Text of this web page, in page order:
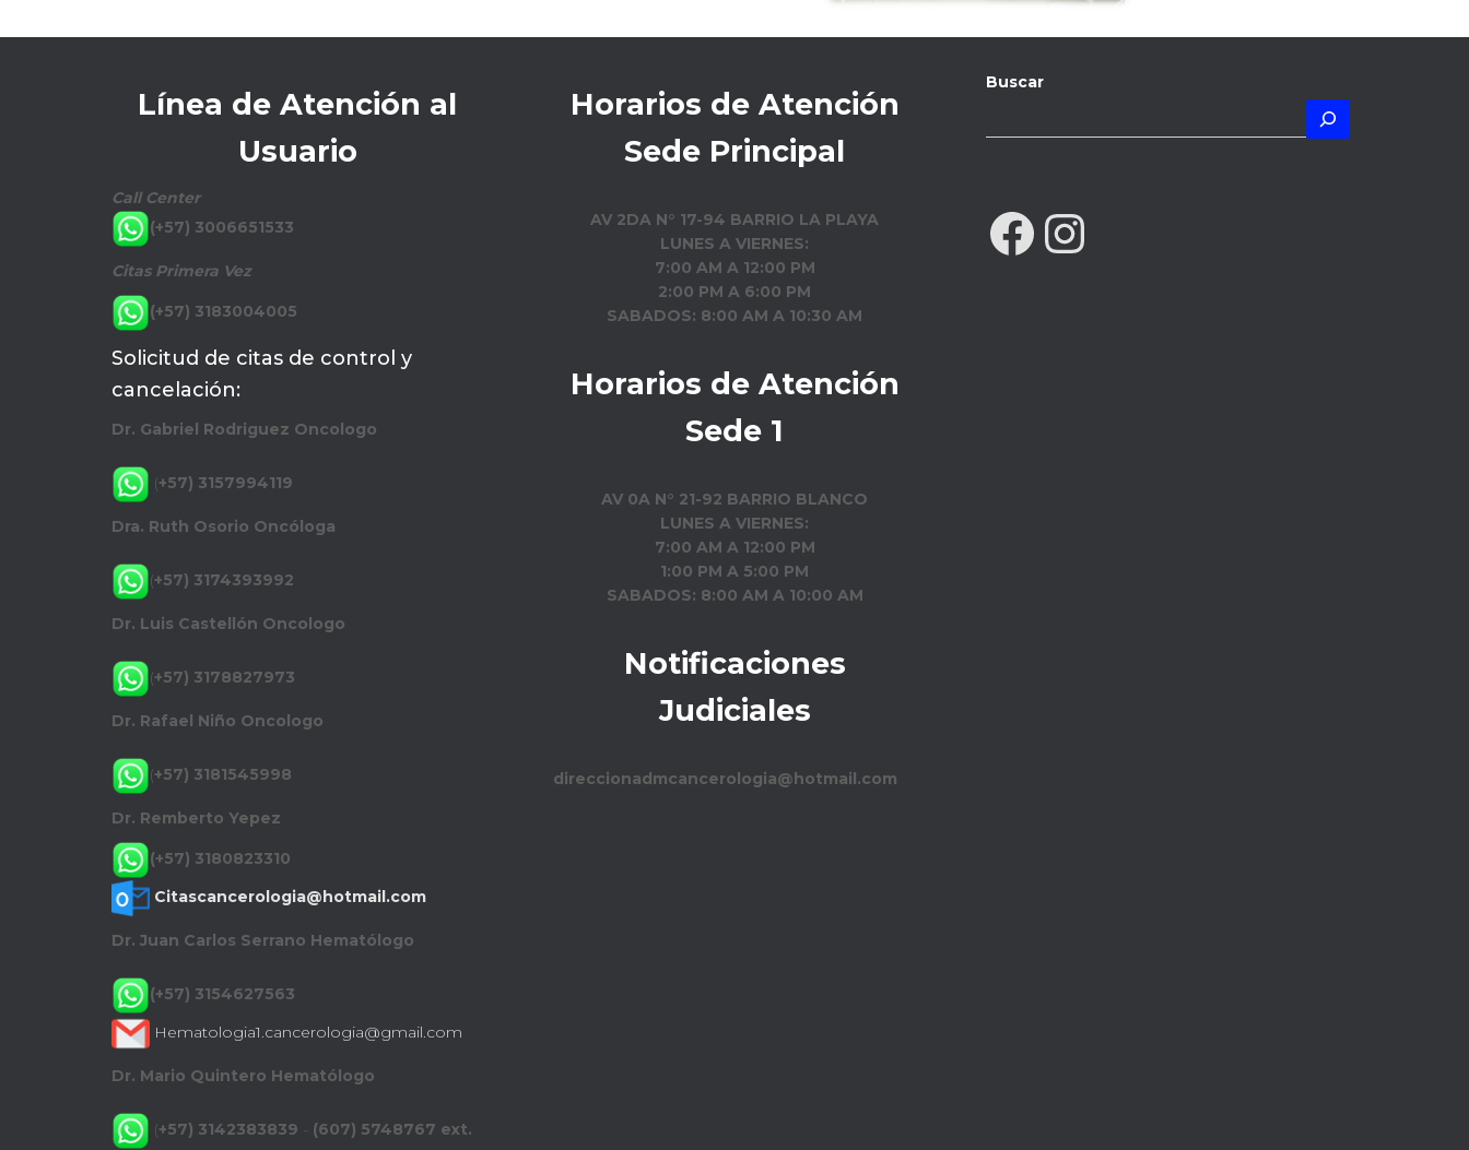
Línea de Atención al
Usuario
Call Center
(+57) 3006651533
Citas Primera Vez
(+57) 3183004005
Solicitud de citas de control y
cancelación:
Dr. Gabriel Rodriguez Oncologo
(+57) 3157994119
Dra. Ruth Osorio Oncóloga
(+57) 3174393992
Dr. Luis Castellón Oncologo
(+57) 3178827973
Dr. Rafael Niño Oncologo
(+57) 3181545998
Dr. Remberto Yepez
(+57) 3180823310
Citascancerologia@hotmail.com
Dr. Juan Carlos Serrano Hematólogo
(+57) 3154627563
Hematologia1.cancerologia@gmail.com
Dr. Mario Quintero Hematólogo
(+57) 3142383839 - (607) 5748767 ext.
Horarios de Atención
Sede Principal
AV 2DA N° 17-94 BARRIO LA PLAYA
LUNES A VIERNES:
7:00 AM A 12:00 PM
2:00 PM A 6:00 PM
SABADOS: 8:00 AM A 10:30 AM
Horarios de Atención
Sede 1
AV 0A N° 21-92 BARRIO BLANCO
LUNES A VIERNES:
7:00 AM A 12:00 PM
1:00 PM A 5:00 PM
SABADOS: 8:00 AM A 10:00 AM
Notificaciones
Judiciales
direccionadmcancerologia@hotmail.com
Buscar
FACEBOOK